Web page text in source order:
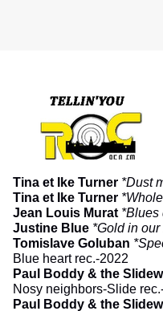
Tina et Ike Turner *Dust
Tina et Ike Turner
Jean Louis Murat *Blues
Justine Blue *Gold in
Tomislave Goluban
Blue heart rec.-2022
Paul Boddy & the
Nosy neighbors-Slide
Paul Boddy & the